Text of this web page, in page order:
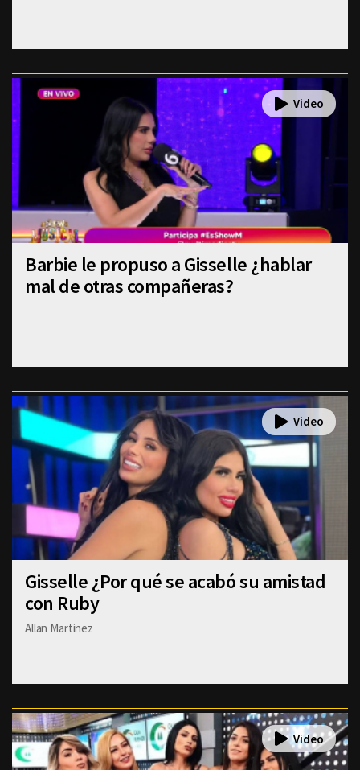
Barbie le propuso a Gisselle ¿hablar
mal de otras compañeras?
Gisselle ¿Por qué se acabó su amistad
con Ruby
Allan Martinez